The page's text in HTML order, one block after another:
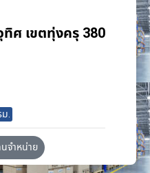
ทิศ เขตทุ่งครุ 380
.
จำหน่าย